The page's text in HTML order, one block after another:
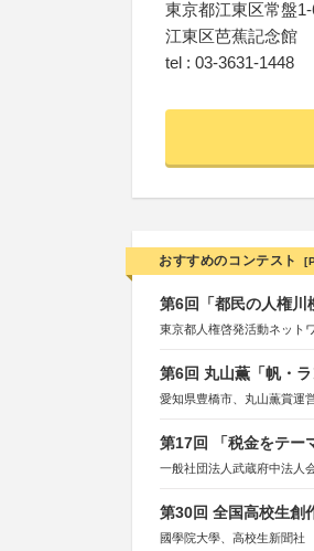
東京都江東区常盤
江東区芭蕉記念館
tel : 03-3631-1448
おすすめのコンテスト
第6回「都民の人権川
東京都人権啓発活動ネット
第6回 丸山薫「帆・
愛知県豊橋市、丸山薫賞運
第17回 「税金をテー
一般社団法人武蔵府中法人
第30回 全国高校生創
國學院大學、高校生新聞社